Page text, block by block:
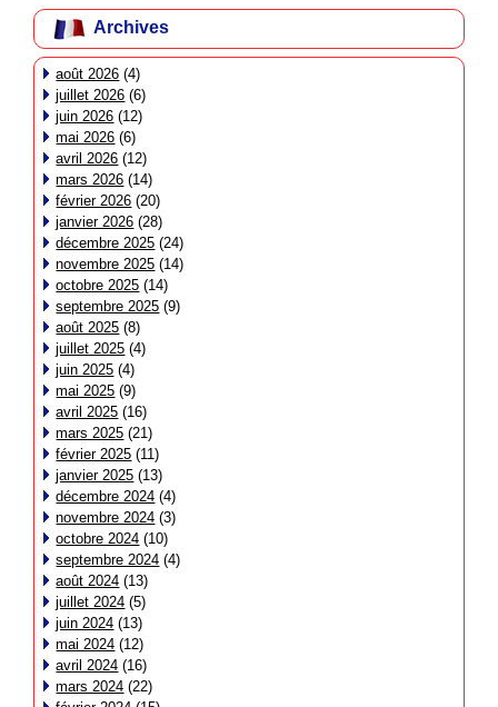
Archives
août 2026 (4)
juillet 2026 (6)
juin 2026 (12)
mai 2026 (6)
avril 2026 (12)
mars 2026 (14)
février 2026 (20)
janvier 2026 (28)
décembre 2025 (24)
novembre 2025 (14)
octobre 2025 (14)
septembre 2025 (9)
août 2025 (8)
juillet 2025 (4)
juin 2025 (4)
mai 2025 (9)
avril 2025 (16)
mars 2025 (21)
février 2025 (11)
janvier 2025 (13)
décembre 2024 (4)
novembre 2024 (3)
octobre 2024 (10)
septembre 2024 (4)
août 2024 (13)
juillet 2024 (5)
juin 2024 (13)
mai 2024 (12)
avril 2024 (16)
mars 2024 (22)